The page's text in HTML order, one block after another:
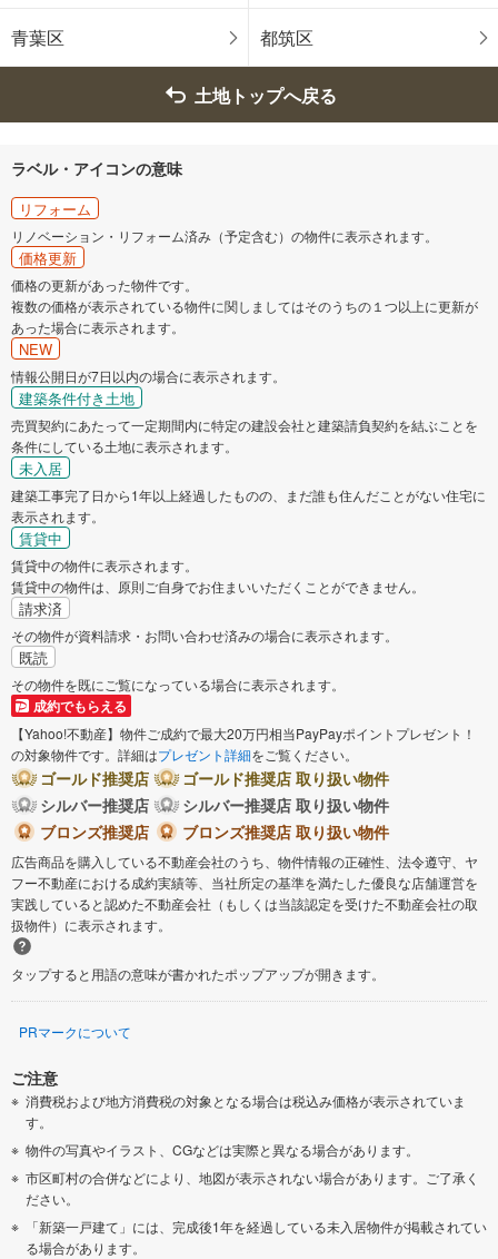
青葉区 都筑区
土地トップへ戻る
ラベル・アイコンの意味
リフォーム
リノベーション・リフォーム済み（予定含む）の物件に表示されます。
価格更新
価格の更新があった物件です。
複数の価格が表示されている物件に関しましてはそのうちの１つ以上に更新が
あった場合に表示されます。
NEW
情報公開日が7日以内の場合に表示されます。
建築条件付き土地
売買契約にあたって一定期間内に特定の建設会社と建築請負契約を結ぶことを
条件にしている土地に表示されます。
未入居
建築工事完了日から1年以上経過したものの、まだ誰も住んだことがない住宅に
表示されます。
賃貸中
賃貸中の物件に表示されます。
賃貸中の物件は、原則ご自身でお住まいいただくことができません。
請求済
その物件が資料請求・お問い合わせ済みの場合に表示されます。
既読
その物件を既にご覧になっている場合に表示されます。
成約でもらえる
【Yahoo!不動産】物件ご成約で最大20万円相当PayPayポイントプレゼント！
の対象物件です。詳細はプレゼント詳細をご覧ください。
ゴールド推奨店
ゴールド推奨店 取り扱い物件
シルバー推奨店
シルバー推奨店 取り扱い物件
ブロンズ推奨店
ブロンズ推奨店 取り扱い物件
広告商品を購入している不動産会社のうち、物件情報の正確性、法令遵守、ヤ
フー不動産における成約実績等、当社所定の基準を満たした優良な店舗運営を
実践していると認めた不動産会社（もしくは当該認定を受けた不動産会社の取
扱物件）に表示されます。
タップすると用語の意味が書かれたポップアップが開きます。
PRマークについて
ご注意
消費税および地方消費税の対象となる場合は税込み価格が表示されていま
す。
物件の写真やイラスト、CGなどは実際と異なる場合があります。
市区町村の合併などにより、地図が表示されない場合があります。ご了承く
ださい。
「新築一戸建て」には、完成後1年を経過している未入居物件が掲載されてい
る場合があります。